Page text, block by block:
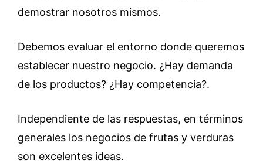
demostrar nosotros mismos.
Debemos evaluar el entorno donde queremos
establecer nuestro negocio. ¿Hay demanda
de los productos? ¿Hay competencia?.
Independiente de las respuestas, en términos
generales los negocios de frutas y verduras
son excelentes ideas.